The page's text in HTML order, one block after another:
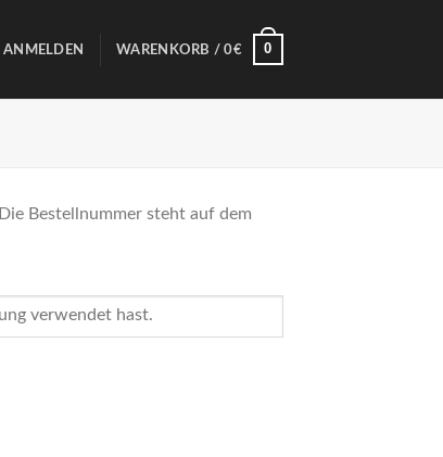
ANMELDEN WARENKORB /0€ 0
Bestellnummer steht auf dem